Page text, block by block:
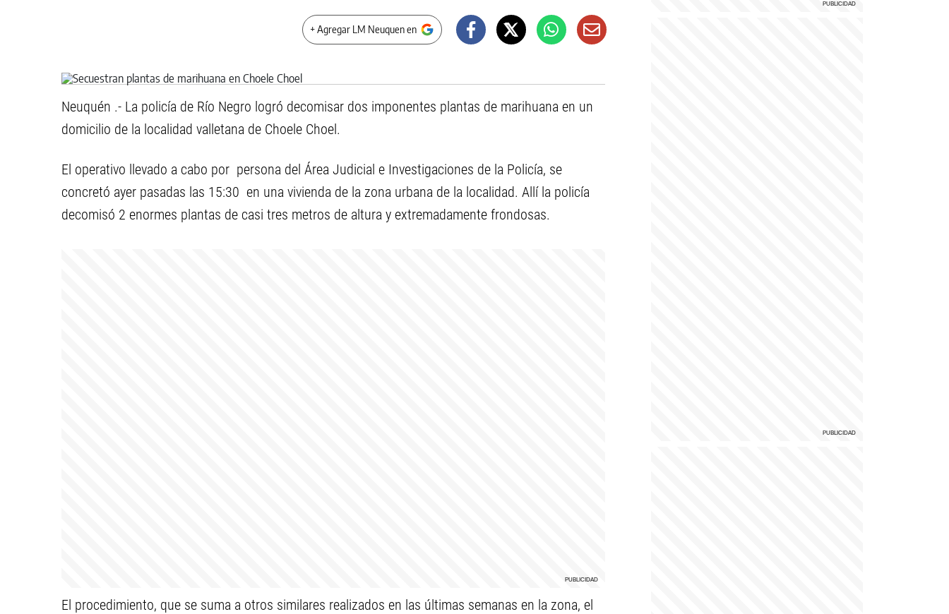
+ Agregar LM Neuquen en
Neuquén .- La policía de Río Negro logró decomisar dos imponentes plantas de marihuana en un
domicilio de la localidad valletana de Choele Choel.
El operativo llevado a cabo por persona del Área Judicial e Investigaciones de la Policía, se
concretó ayer pasadas las 15:30 en una vivienda de la zona urbana de la localidad. Allí la policía
decomisó 2 enormes plantas de casi tres metros de altura y extremadamente frondosas.
El procedimiento, que se suma a otros similares realizados en las últimas semanas en la zona, el